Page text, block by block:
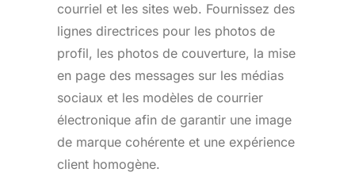
courriel et les sites web. Fournissez des
lignes directrices pour les photos de
profil, les photos de couverture, la mise
en page des messages sur les médias
sociaux et les modèles de courrier
électronique afin de garantir une image
de marque cohérente et une expérience
client homogène.